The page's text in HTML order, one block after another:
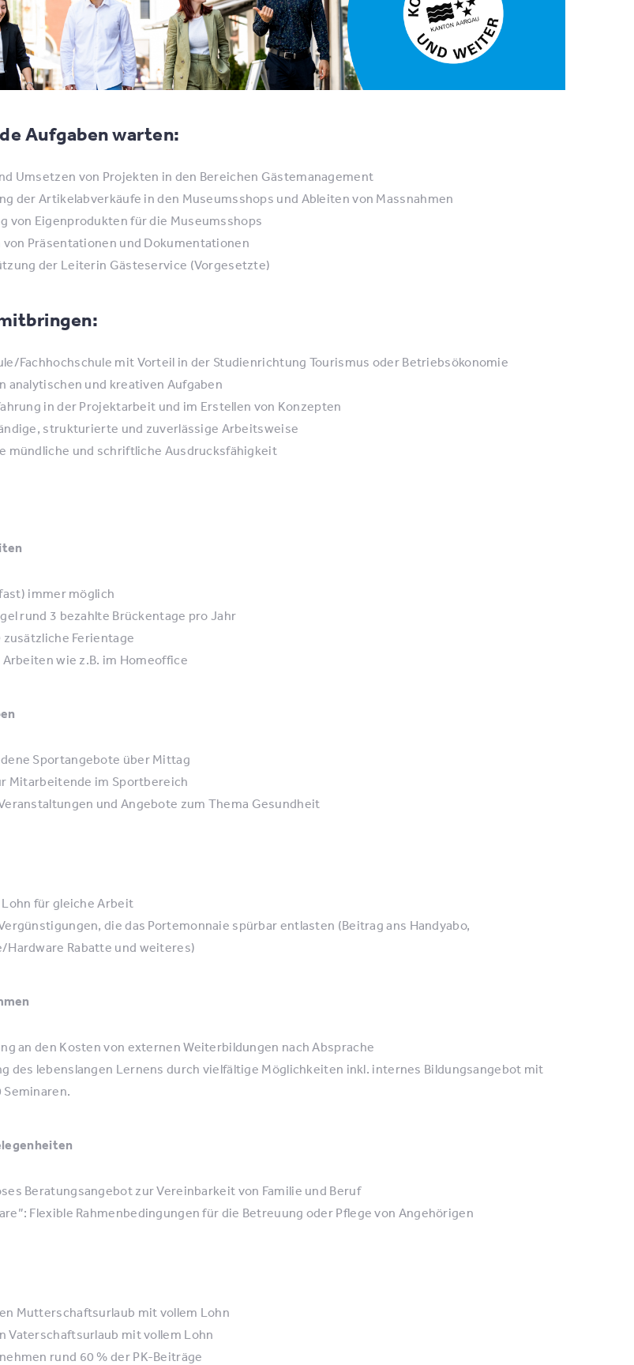
Aufgaben warten:
Umsetzen von Projekten in den Bereichen Gästemanagement
der Artikelabverkäufe in den Museumsshops und Ableiten von Massnahmen
von Eigenprodukten für die Museumsshops
von Präsentationen und Dokumentationen
der Leiterin Gästeservice (Vorgesetzte)
Fachhochschule mit Vorteil in der Studienrichtung Tourismus oder Betriebsökonomie
analytischen und kreativen Aufgaben
in der Projektarbeit und im Erstellen von Konzepten
strukturierte und zuverlässige Arbeitsweise
mündliche und schriftliche Ausdrucksfähigkeit
immer möglich
rund 3 bezahlte Brückentage pro Jahr
zusätzliche Ferientage
Arbeiten wie z.B. im Homeoffice
Sportangebote über Mittag
Mitarbeitende im Sportbereich
und Angebote zum Thema Gesundheit
für gleiche Arbeit
die das Portemonnaie spürbar entlasten (Beitrag ans Handyabo,
Hardware Rabatte und weiteres)
an den Kosten von externen Weiterbildungen nach Absprache
des lebenslangen Lernens durch vielfältige Möglichkeiten inkl. internes Bildungsangebot mit
Seminaren.
Beratungsangebot zur Vereinbarkeit von Familie und Beruf
Flexible Rahmenbedingungen für die Betreuung oder Pflege von Angehörigen
Mutterschaftsurlaub mit vollem Lohn
Vaterschaftsurlaub mit vollem Lohn
rund 60 % der PK-Beiträge